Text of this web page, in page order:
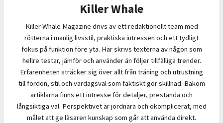
Killer Whale
Killer Whale Magazine drivs av ett redaktionellt team med
rötterna i manlig livsstil, praktiska intressen och ett tydligt
fokus på funktion före yta. Här skrivs texterna av någon som
hellre testar, jämför och använder än följer tillfälliga trender.
Erfarenheten sträcker sig över allt från träning och utrustning
till fordon, stil och vardagsval som faktiskt gör skillnad. Bakom
artiklarna finns ett intresse för detaljer, prestanda och
långsiktiga val. Perspektivet är jordnära och okomplicerat, med
målet att ge läsaren kunskap som går att använda direkt.